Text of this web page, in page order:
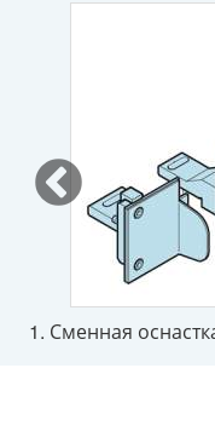
1. Сменная